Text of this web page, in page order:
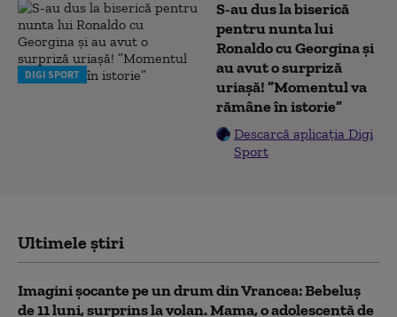
DIGI SPORT
S-au dus la biserică
pentru nunta lui
Ronaldo cu Georgina și
au avut o surpriză
uriașă! ”Momentul va
rămâne în istorie”
Descarcă aplicația Digi
Sport
Ultimele știri
Imagini șocante pe un drum din Vrancea: Bebeluș
de 11 luni, surprins la volan. Mama, o adolescentă de